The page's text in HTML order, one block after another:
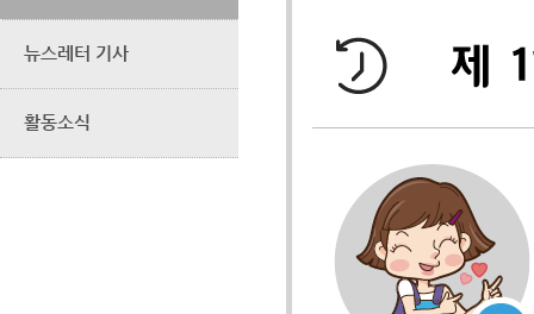
뉴스레터 기사
활동소식